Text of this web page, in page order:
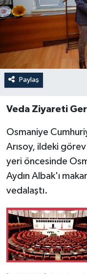
Paylaş
Veda Ziyareti
Osmaniye
Arısoy, ildeki
yeri öncesinde
Aydın Albak'ı
vedalaştı.